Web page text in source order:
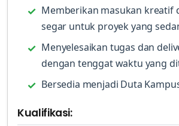
Memberikan masukan kreatif
segar untuk proyek yang
Menyelesaikan tugas dan
dengan tenggat waktu yang
Bersedia menjadi Duta
Kualifikasi: